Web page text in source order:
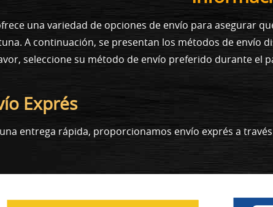
una variedad de opciones de envío para asegurar
A continuación, se presentan los métodos de envío
seleccione su método de envío preferido durante el
Exprés
entrega rápida, proporcionamos envío exprés a